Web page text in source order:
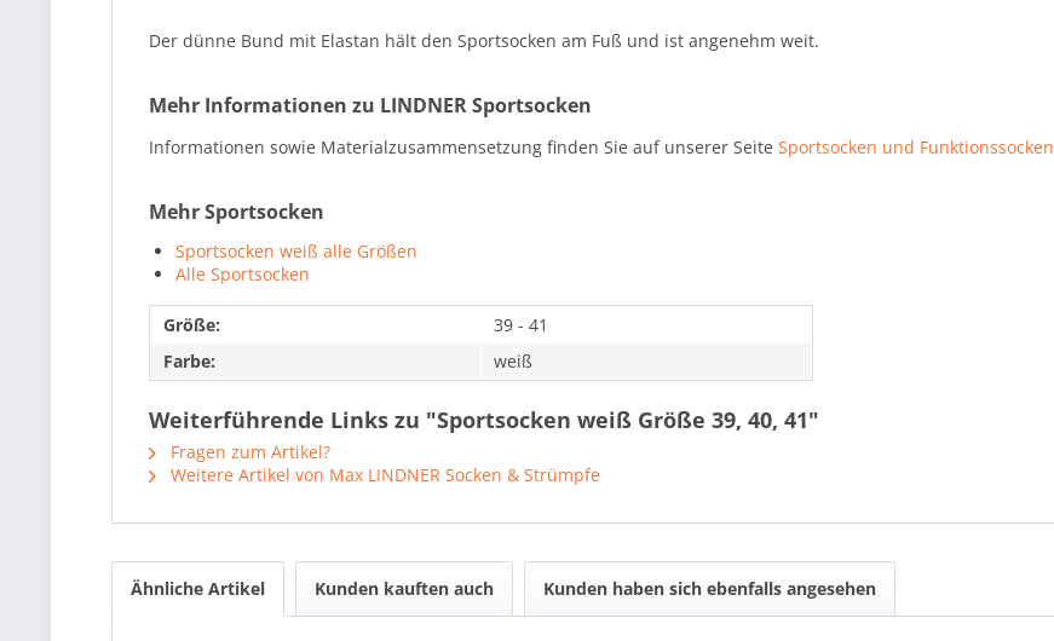
Der dünne Bund mit Elastan hält den Sportsocken am Fuß und ist angenehm weit.
Mehr Informationen zu LINDNER Sportsocken
Informationen sowie Materialzusammensetzung finden Sie auf unserer Seite Sportsocken und Funktionssocken
Mehr Sportsocken
Sportsocken weiß alle Größen
Alle Sportsocken
Größe:
39 - 41
Farbe:
weiß
Weiterführende Links zu "Sportsocken weiß Größe 39, 40, 41"
Fragen zum Artikel?
Weitere Artikel von Max LINDNER Socken & Strümpfe
Ähnliche Artikel Kunden kauften auch Kunden haben sich ebenfalls angesehen